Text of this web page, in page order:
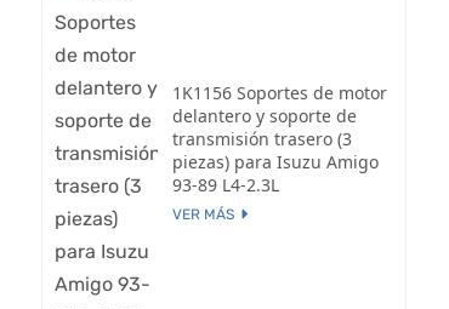
1K1156 Soportes de motor
delantero y soporte de
transmisión trasero (3
piezas) para Isuzu Amigo
93-89 L4-2.3L
VER MÁS